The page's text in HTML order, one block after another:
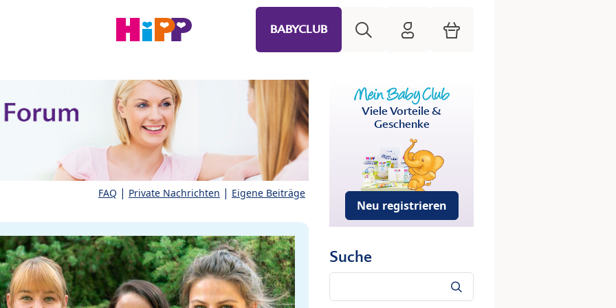
BABYCLUB HiPP Mein Babyclub
Warenkorb
FAQ | Private Nachrichten | Eigene Beiträge
Viele Vorteile &
Geschenke
Neu registrieren
Suche